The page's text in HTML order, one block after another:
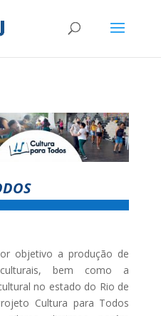
objetivo a produção de
bem como a
no estado do Rio de
Cultura para Todos